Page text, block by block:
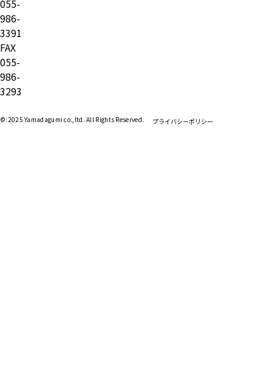
055-
986-
3391
FAX
055-
986-
3293
©:2025 Yamadagumi co.,ltd. All Rights Reserved. プライバシーポリシー